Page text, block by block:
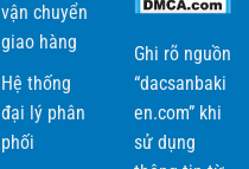
vận chuyển
giao hàng
Hệ thống
đại lý phân
phối
Ghi rõ nguồn
“dacsanbaki
en.com” khi
sử dụng